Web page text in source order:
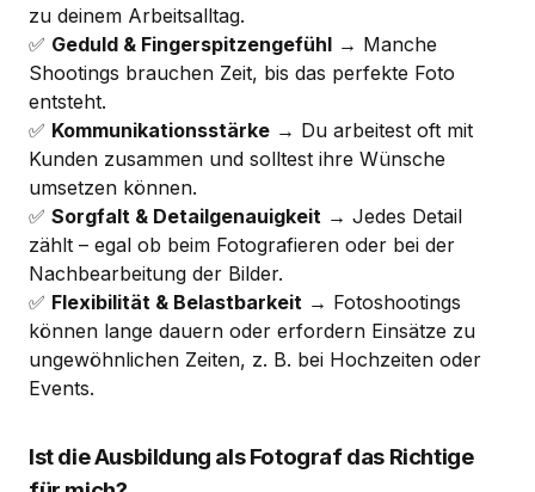
zu deinem Arbeitsalltag.
✅ Geduld & Fingerspitzengefühl → Manche
Shootings brauchen Zeit, bis das perfekte Foto
entsteht.
✅ Kommunikationsstärke → Du arbeitest oft mit
Kunden zusammen und solltest ihre Wünsche
umsetzen können.
✅ Sorgfalt & Detailgenauigkeit → Jedes Detail
zählt – egal ob beim Fotografieren oder bei der
Nachbearbeitung der Bilder.
✅ Flexibilität & Belastbarkeit → Fotoshootings
können lange dauern oder erfordern Einsätze zu
ungewöhnlichen Zeiten, z. B. bei Hochzeiten oder
Events.
Ist die Ausbildung als Fotograf das Richtige